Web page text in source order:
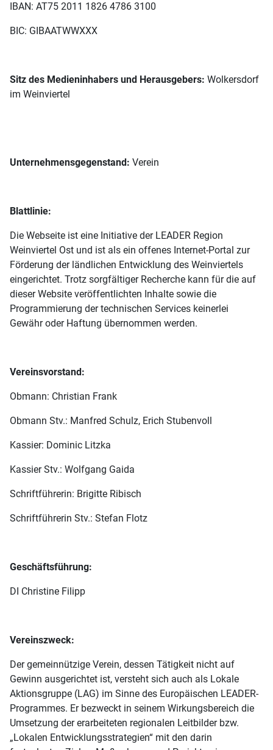
IBAN: AT75 2011 1826 4786 3100
BIC: GIBAATWWXXX
Sitz des Medieninhabers und Herausgebers: Wolkersdorf
im Weinviertel
Unternehmensgegenstand: Verein
Blattlinie:
Die Webseite ist eine Initiative der LEADER Region
Weinviertel Ost und ist als ein offenes Internet-Portal zur
Förderung der ländlichen Entwicklung des Weinviertels
eingerichtet. Trotz sorgfältiger Recherche kann für die auf
dieser Website veröffentlichten Inhalte sowie die
Programmierung der technischen Services keinerlei
Gewähr oder Haftung übernommen werden.
Vereinsvorstand:
Obmann: Christian Frank
Obmann Stv.: Manfred Schulz, Erich Stubenvoll
Kassier: Dominic Litzka
Kassier Stv.: Wolfgang Gaida
Schriftführerin: Brigitte Ribisch
Schriftführerin Stv.: Stefan Flotz
Geschäftsführung:
DI Christine Filipp
Vereinszweck:
Der gemeinnützige Verein, dessen Tätigkeit nicht auf
Gewinn ausgerichtet ist, versteht sich auch als Lokale
Aktionsgruppe (LAG) im Sinne des Europäischen LEADER-
Programmes. Er bezweckt in seinem Wirkungsbereich die
Umsetzung der erarbeiteten regionalen Leitbilder bzw.
„Lokalen Entwicklungsstrategien“ mit den darin